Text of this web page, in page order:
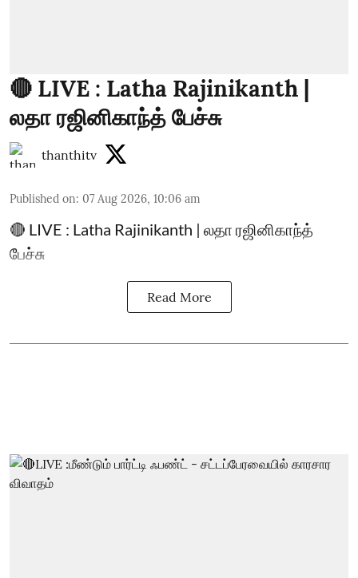
🔴 LIVE : Latha Rajinikanth |
லதா ரஜினிகாந்த் பேச்சு
thanthitv
Published on: 07 Aug 2026, 10:06 am
🔴 LIVE : Latha Rajinikanth | லதா ரஜினிகாந்த்
பேச்சு
Read More